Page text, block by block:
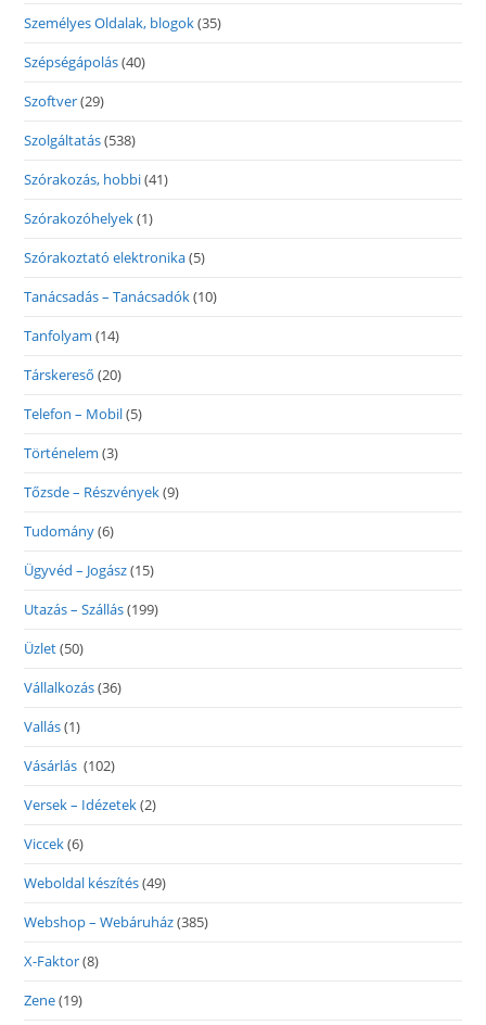
Személyes Oldalak, blogok(35)
Szépségápolás(40)
Szoftver(29)
Szolgáltatás(538)
Szórakozás, hobbi(41)
Szórakozóhelyek(1)
Szórakoztató elektronika(5)
Tanácsadás – Tanácsadók(10)
Tanfolyam (14)
Társkereső (20)
Telefon – Mobil(5)
Történelem (3)
Tőzsde – Részvények(9)
Tudomány(6)
Ügyvéd – Jogász(15)
Utazás – Szállás(199)
Üzlet(50)
Vállalkozás(36)
Vallás(1)
Vásárlás (102)
Versek – Idézetek(2)
Viccek(6)
Weboldal készítés(49)
Webshop – Webáruház(385)
X-Faktor(8)
Zene(19)